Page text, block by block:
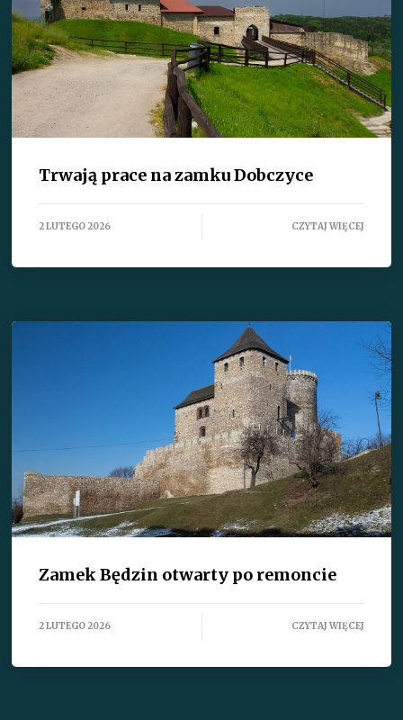
Trwają prace na zamku Dobczyce
2 LUTEGO 2026 CZYTAJ WIĘCEJ
Zamek Będzin otwarty po remoncie
2 LUTEGO 2026 CZYTAJ WIĘCEJ